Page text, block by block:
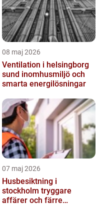
08 maj 2026
Ventilation i helsingborg
sund inomhusmiljö och
smarta energilösningar
07 maj 2026
Husbesiktning i
stockholm tryggare
affärer och färre